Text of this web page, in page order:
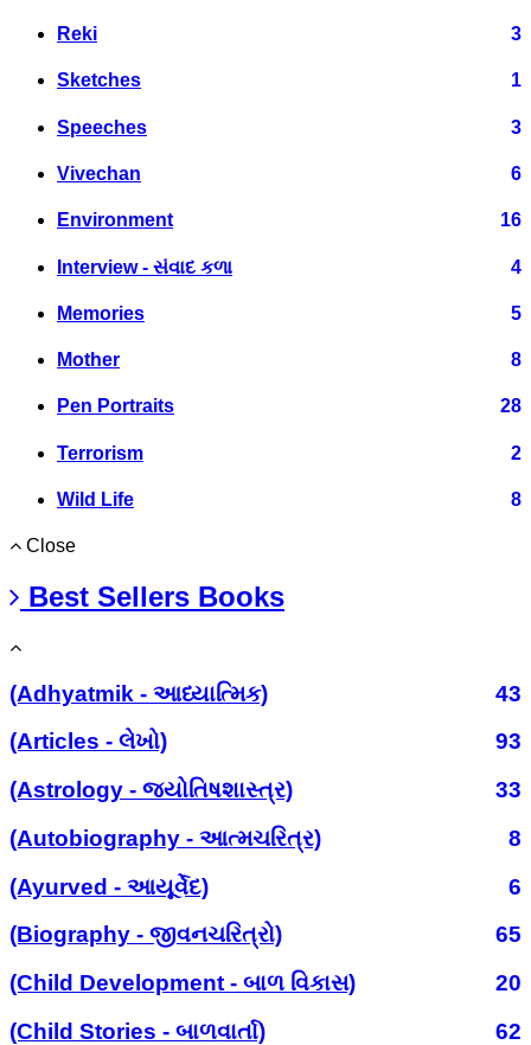
Reki 3
Sketches 1
Speeches 3
Vivechan 6
Environment 16
Interview - સંવાદ કળા 4
Memories 5
Mother 8
Pen Portraits 28
Terrorism 2
Wild Life 8
Close
Best Sellers Books
(Adhyatmik - આધ્યાત્મિક)
43
(Articles - લેખો)
93
(Astrology - જ્યોતિષશાસ્ત્ર)
33
(Autobiography - આત્મચરિત્ર)
8
(Ayurved - આયૂર્વેદ)
6
(Biography - જીવનચરિત્રો)
65
(Child Development - બાળ વિકાસ)
20
(Child Stories - બાળવાર્તા)
62